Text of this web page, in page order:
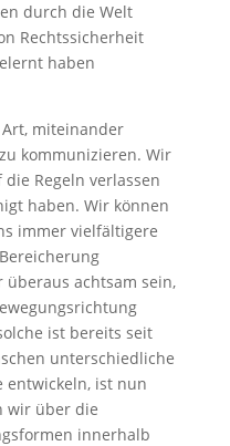
durch die Welt
Rechtssicherheit
haben
miteinander
kommunizieren. Wir
Regeln verlassen
haben. Wir können
immer vielfältigere
achtsam sein,
ist bereits seit
unterschiedliche
entwickeln, ist nun
wir über die
innerhalb